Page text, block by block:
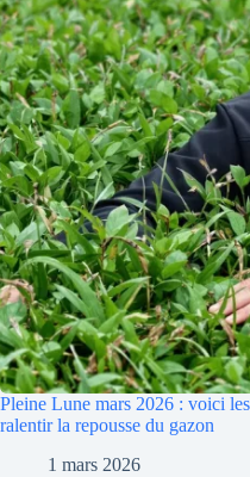
Pleine Lune mars 2026 : voici
ralentir la repousse du gazon
1 mars 2026